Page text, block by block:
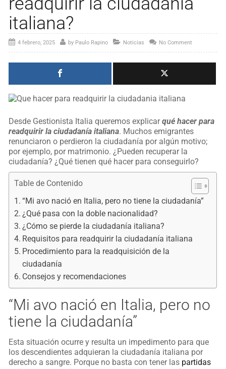
italiana?
4 febrero, 2025 by Paulo Rapino Noticias No Comment
Desde Gestionista Italia queremos explicarqué hacer para
readquirir la ciudadanía italiana. Muchos emigrantes
renunciaron o perdieron la ciudadanía por algún motivo;
por ejemplo, por matrimonio. ¿Pueden recuperar la
ciudadanía? ¿Qué tienen qué hacer para conseguirlo?
Table de Contenido
“Mi avo nació en Italia, pero no tiene la ciudadanía”
¿Qué pasa con la doble nacionalidad?
¿Cómo se pierde la ciudadanía italiana?
Requisitos para readquirir la ciudadanía italiana
Procedimiento para la readquisición de la
ciudadanía
Consejos y recomendaciones
“Mi avo nació en Italia, pero no
tiene la ciudadanía”
Esta situación ocurre y resulta un impedimento para que
los descendientes adquieran la ciudadanía italiana por
derecho a sangre. Porque no basta con tener las partidas